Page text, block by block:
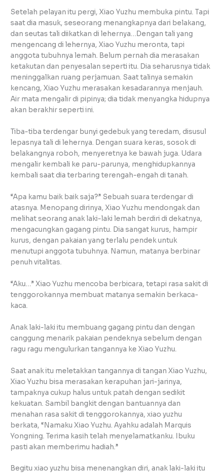
Setelah pelayan itu pergi, Xiao Yuzhu membuka pintu. Tapi
saat dia masuk, seseorang menangkapnya dari belakang,
dan seutas tali diikatkan di lehernya…Dengan tali yang
mengencang di lehernya, Xiao Yuzhu meronta, tapi
anggota tubuhnya lemah. Belum pernah dia merasakan
ketakutan dan penyesalan seperti itu. Dia seharusnya tidak
meninggalkan ruang perjamuan. Saat talinya semakin
kencang, Xiao Yuzhu merasakan kesadarannya menjauh.
Air mata mengalir di pipinya; dia tidak menyangka hidupnya
akan berakhir seperti ini.
Tiba-tiba terdengar bunyi gedebuk yang teredam, disusul
lepasnya tali di lehernya. Dengan suara keras, sosok di
belakangnya roboh, menyeretnya ke bawah juga. Udara
mengalir kembali ke paru-parunya, menghidupkannya
kembali saat dia terbaring terengah-engah di tanah.
“Apa kamu baik baik saja?” Sebuah suara terdengar di
atasnya. Menopang dirinya, Xiao Yuzhu mendongak dan
melihat seorang anak laki-laki lemah berdiri di dekatnya,
mengacungkan gagang pintu. Dia sangat kurus, hampir
kurus, dengan pakaian yang terlalu pendek untuk
menutupi anggota tubuhnya. Namun, matanya berbinar
penuh vitalitas.
“Aku…” Xiao Yuzhu mencoba berbicara, tetapi rasa sakit di
tenggorokannya membuat matanya semakin berkaca-
kaca.
Anak laki-laki itu membuang gagang pintu dan dengan
canggung menarik pakaian pendeknya sebelum dengan
ragu ragu mengulurkan tangannya ke Xiao Yuzhu.
Saat anak itu meletakkan tangannya di tangan Xiao Yuzhu,
Xiao Yuzhu bisa merasakan kerapuhan jari-jarinya,
tampaknya cukup halus untuk patah dengan sedikit
kekuatan. Sambil bangkit dengan bantuannya dan
menahan rasa sakit di tenggorokannya, xiao yuzhu
berkata, “Namaku Xiao Yuzhu. Ayahku adalah Marquis
Yongning. Terima kasih telah menyelamatkanku. Ibuku
pasti akan memberimu hadiah.”
Begitu xiao yuzhu bisa menenangkan diri, anak laki-laki itu